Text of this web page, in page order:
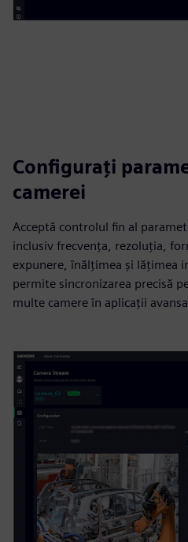
Configurați
camerei
Acceptă controlul fin al
inclusiv frecvența, rezoluția,
expunere, înălțimea și lățimea
permite sincronizarea precisă
multe camere în aplicaţii